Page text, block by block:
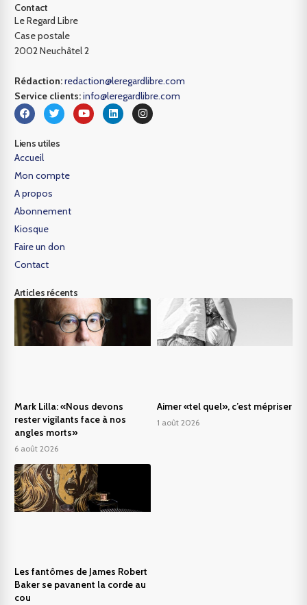
Contact
Le Regard Libre
Case postale
2002 Neuchâtel 2
Rédaction:redaction@leregardlibre.com
Service clients:info@leregardlibre.com
Liens utiles
Accueil
Mon compte
A propos
Abonnement
Kiosque
Faire un don
Contact
Articles récents
Mark Lilla: «Nous devons
rester vigilants face à nos
angles morts»
6 août 2026
Aimer «tel quel», c’est mépriser
1 août 2026
Les fantômes de James Robert
Baker se pavanent la corde au
cou